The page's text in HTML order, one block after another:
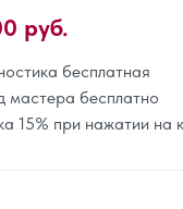
руб.
бесплатная
мастера бесплатно
15% при нажатии на